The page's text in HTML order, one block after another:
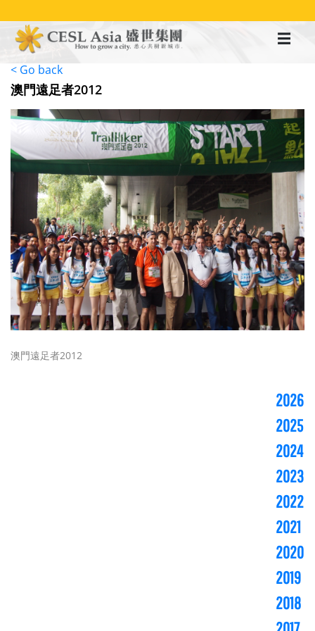
至
< Go back
澳門遠足者2012
澳門遠足者2012
2026
2025
2024
2023
2022
2021
2020
2019
2018